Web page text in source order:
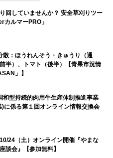
回していませんか？ 安全草刈りツー
カルマーPRO」
散：ほうれんそう・きゅうり（通
半）、トマト（後半）【青果市況情
」】
型持続的肉用牛生産体制推進事業
に係る第１回オンライン情報交換会
24（土）オンライン開催『やまな
談会』【参加無料】